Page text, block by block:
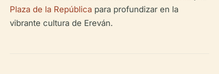
Plaza de la República para profundizar en la
vibrante cultura de Ereván.